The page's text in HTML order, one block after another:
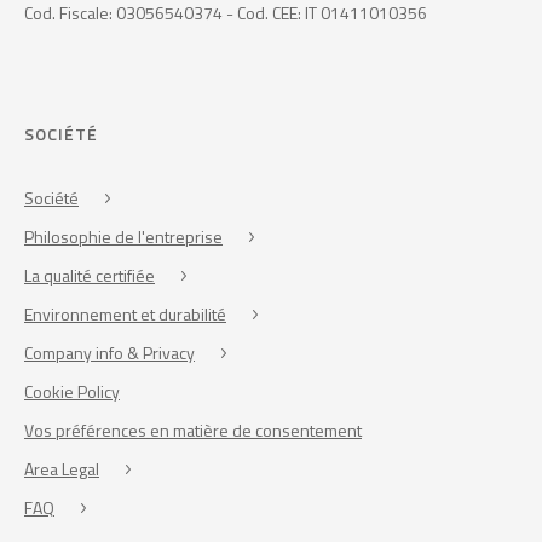
Cod. Fiscale: 03056540374 - Cod. CEE: IT 01411010356
SOCIÉTÉ
Société
Philosophie de l'entreprise
La qualité certifiée
Environnement et durabilité
Company info & Privacy
Cookie Policy
Vos préférences en matière de consentement
Area Legal
FAQ